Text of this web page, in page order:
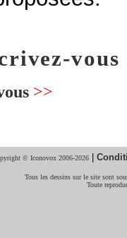
vous
>>
© Iconovox 2006-2026 |
Tous les dessins sur le site sont
Toute